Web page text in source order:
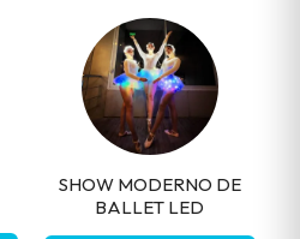
SHOW MODERNO DE
BALLET LED